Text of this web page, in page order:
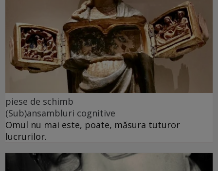
piese de schimb
(Sub)ansambluri cognitive
Omul nu mai este, poate, măsura tuturor
lucrurilor.